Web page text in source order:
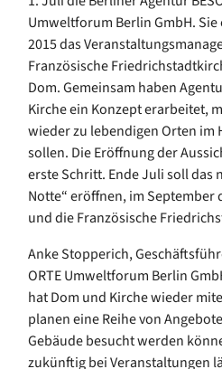
Umweltforum Berlin GmbH.
2015 das
Französische
Dom. Gemeinsam haben
Kirche ein Konzept erarbeitet,
wieder zu lebendigen Orten im
sollen. Die Eröffnung der
erste Schritt. Ende Juli soll das
Notte“ eröffnen, im September
und die Französische
Anke Stopperich,
ORTE Umweltforum Berlin
hat Dom und Kirche wieder
planen eine Reihe von
Gebäude besucht werden
zukünftig bei Veranstaltungen